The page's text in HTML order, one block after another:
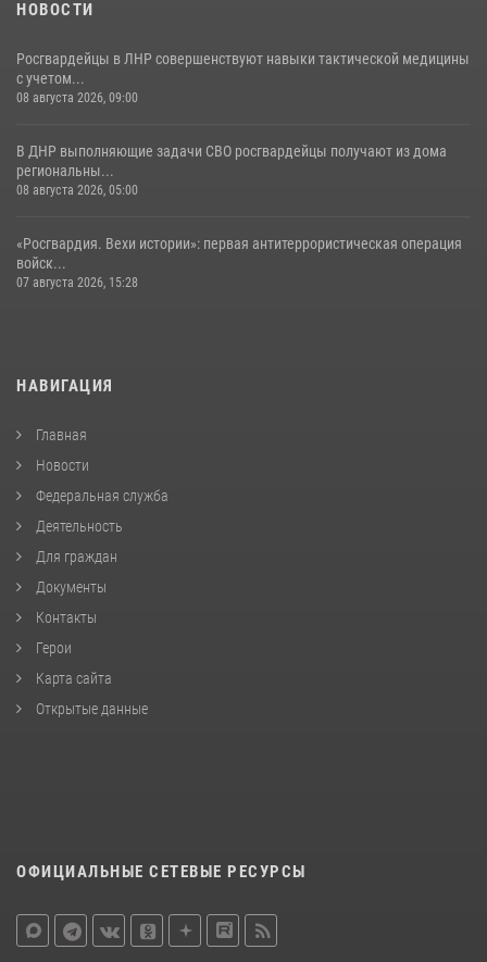
НОВОСТИ
Росгвардейцы в ЛНР совершенствуют навыки тактической медицины
с учетом...
08 августа 2026, 09:00
В ДНР выполняющие задачи СВО росгвардейцы получают из дома
региональны...
08 августа 2026, 05:00
«Росгвардия. Вехи истории»: первая антитеррористическая операция
войск...
07 августа 2026, 15:28
НАВИГАЦИЯ
Главная
Новости
Федеральная служба
Деятельность
Для граждан
Документы
Контакты
Герои
Карта сайта
Открытые данные
ОФИЦИАЛЬНЫЕ СЕТЕВЫЕ РЕСУРСЫ